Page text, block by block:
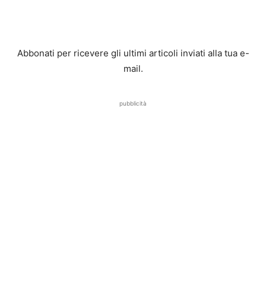
Abbonati per ricevere gli ultimi articoli inviati alla tua e-
mail.
pubblicità